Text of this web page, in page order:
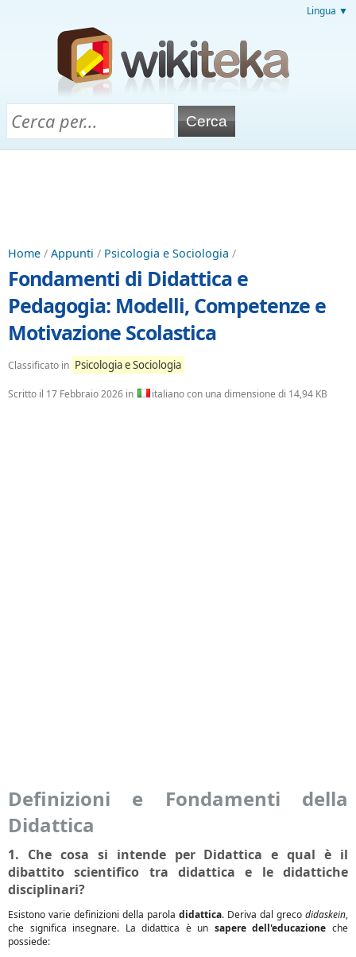
Lingua ▼
Home / Appunti / Psicologia e Sociologia /
Fondamenti di Didattica e
Pedagogia: Modelli, Competenze e
Motivazione Scolastica
Classificato in Psicologia e Sociologia
Scritto il 17 Febbraio 2026 in italiano con una dimensione di 14,94 KB
Definizioni e Fondamenti della
Didattica
1. Che cosa si intende per Didattica e qual è il
dibattito scientifico tra didattica e le didattiche
disciplinari?
Esistono varie definizioni della parola didattica. Deriva dal greco didaskein,
che significa insegnare. La didattica è un sapere dell'educazione che
possiede: